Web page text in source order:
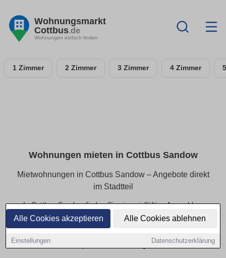
Alle Cookies akzeptieren Alle Cookies ablehnen
Einstellungen Datenschutzerklärung
Wohnungsmarkt
Cottbus.de
Wohnungen einfach finden
1 Zimmer 2 Zimmer 3 Zimmer 4 Zimmer
Wohnungen mieten in Cottbus Sandow
Mietwohnungen in Cottbus Sandow – Angebote direkt
im Stadtteil
In Cottbus Sandow finden Sie eine vielfältige Auswahl an
Mietwohnungen – von kompakten Apartments bis hin zu
geräumigen Familienwohnungen. Alle Angebote lassen sich
schnell die passende Wohnung zu finden.